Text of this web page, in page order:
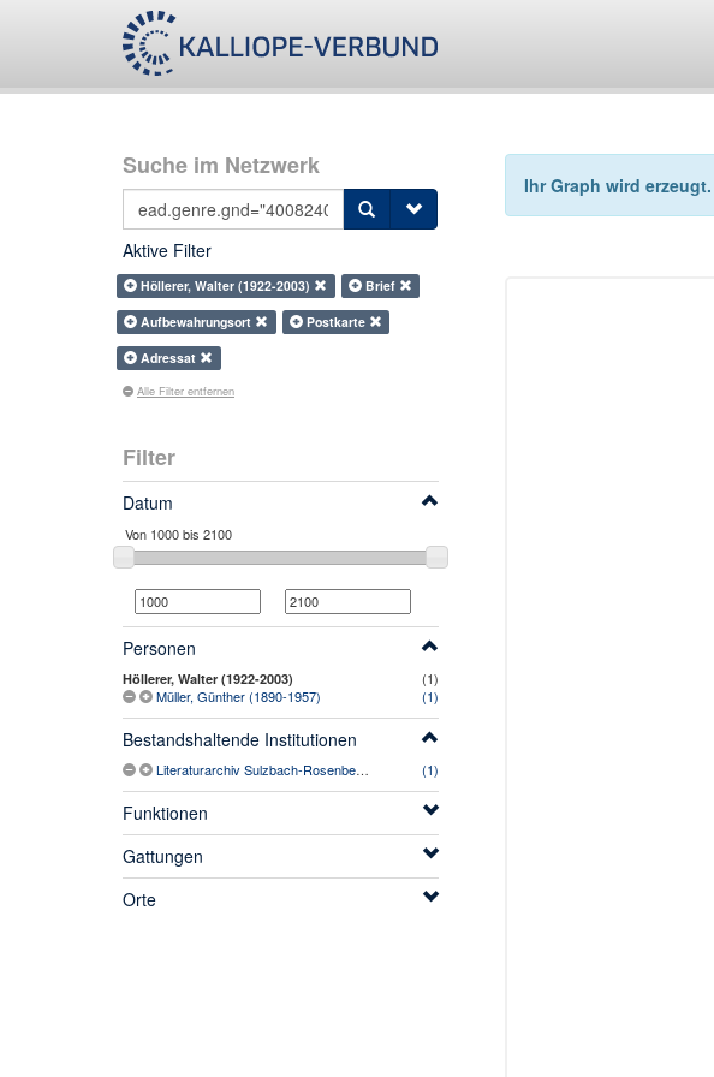
Suche im Netzwerk
Aktive Filter
Höllerer, Walter (1922-2003)
Brief
Aufbewahrungsort
Postkarte
Adressat
Alle Filter entfernen
Filter
Datum
Personen
Höllerer, Walter (1922-2003)
(1)
Müller, Günther (1890-1957)
(1)
Bestandshaltende Institutionen
Literaturarchiv Sulzbach-Rosenberg, Literaturhaus Oberpfalz (1)
Funktionen
Gattungen
Orte
Ihr Graph wird erzeugt.